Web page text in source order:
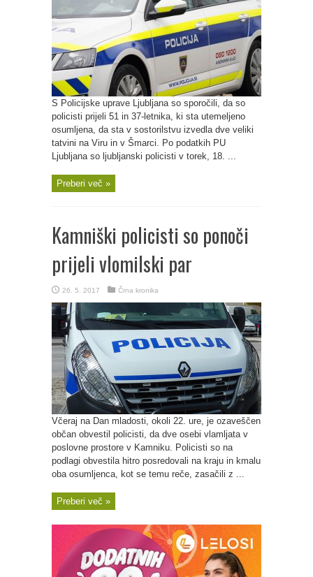
S Policijske uprave Ljubljana so sporočili, da so
policisti prijeli 51 in 37-letnika, ki sta utemeljeno
osumljena, da sta v sostorilstvu izvedla dve veliki
tatvini na Viru in v Šmarci. Po podatkih PU
Ljubljana so ljubljanski policisti v torek, 18. ...
Preberi več »
Kamniški policisti so ponoči
prijeli vlomilski par
26. 5. 2017 Črna kronika
Včeraj na Dan mladosti, okoli 22. ure, je ozaveščen
občan obvestil policisti, da dve osebi vlamljata v
poslovne prostore v Kamniku. Policisti so na
podlagi obvestila hitro posredovali na kraju in kmalu
oba osumljenca, kot se temu reče, zasačili z ...
Preberi več »